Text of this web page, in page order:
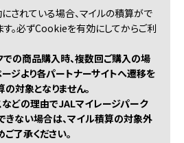
されている場合、マイルの積算がで
。必ずCookieを有効にしてからご利
の商品購入時、複数回ご購入の場
ジより各パートナーサイトへ遷移を
対象となりません。
などの理由でJALマイレージパーク
きない場合は、マイル積算の対象外
ご了承ください。